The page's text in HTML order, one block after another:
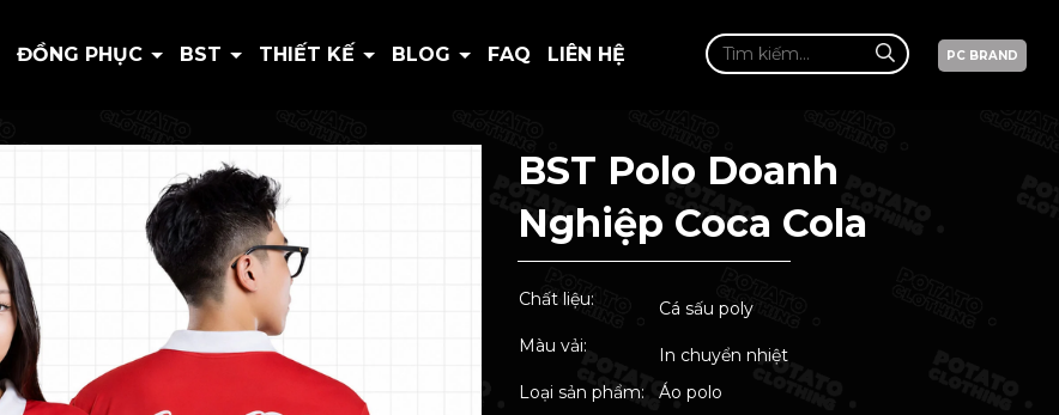
ĐỒNG PHỤC BST THIẾT KẾ BLOG FAQ LIÊN HỆ PC BRAND
BST Polo Doanh
Nghiệp Coca Cola
Chất liệu:
Cá sấu poly
Màu vải:
In chuyển nhiệt
Loại sản phẩm:
Áo polo